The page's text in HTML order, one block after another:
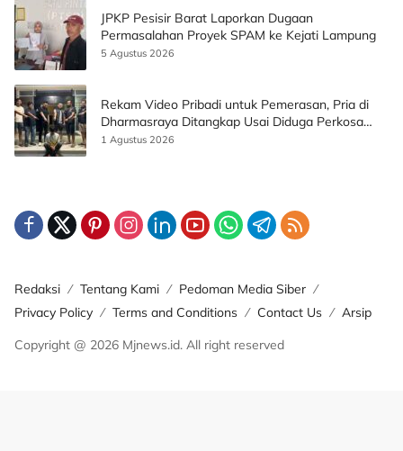
JPKP Pesisir Barat Laporkan Dugaan
Permasalahan Proyek SPAM ke Kejati Lampung
5 Agustus 2026
Rekam Video Pribadi untuk Pemerasan, Pria di
Dharmasraya Ditangkap Usai Diduga Perkosa
Korban
1 Agustus 2026
Redaksi Tentang Kami
Pedoman Media Siber
Privacy Policy
Terms and Conditions Contact Us
Arsip
Copyright @ 2026 Mjnews.id. All right reserved